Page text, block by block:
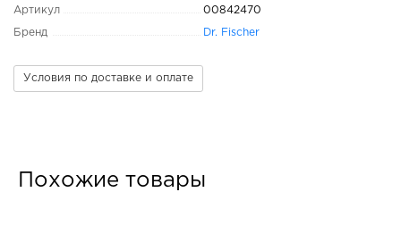
Артикул 00842470
Бренд Dr. Fischer
Условия по доставке и оплате
Похожие товары